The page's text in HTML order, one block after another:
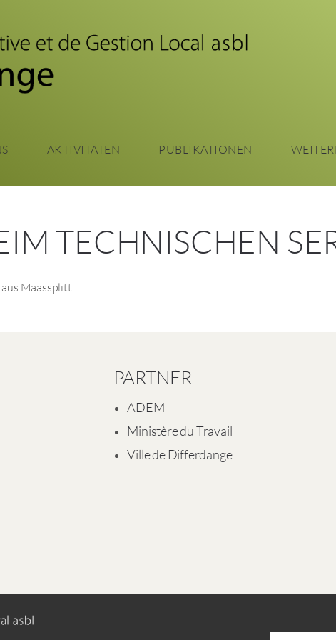
springen
AKTIVITÄTEN PUBLIKATIONEN
TECHNISCHEN
Maassplitt
PARTNER
ADEM
Ministère du Travail
Ville de Differdange